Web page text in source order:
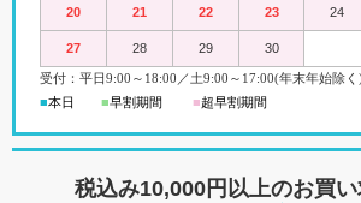
20 21 22 23 24
27 28 29 30
受付：平日9:00 ～18:00 ／ 土9:00 ～ 17:00(年末年始除
■本日 ■早割期間 ■超早割期間
税込み10,000円以上のお買